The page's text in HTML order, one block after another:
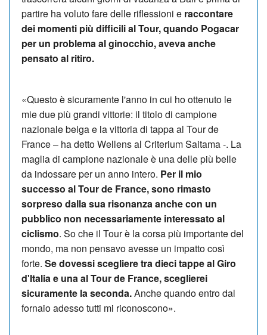
partire ha voluto fare delle riflessioni e raccontare
dei momenti più difficili al Tour, quando Pogacar
per un problema al ginocchio, aveva anche
pensato al ritiro.
«Questo è sicuramente l'anno in cui ho ottenuto le
mie due più grandi vittorie: il titolo di campione
nazionale belga e la vittoria di tappa al Tour de
France – ha detto Wellens al Criterium Saitama -. La
maglia di campione nazionale è una delle più belle
da indossare per un anno intero. Per il mio
successo al Tour de France, sono rimasto
sorpreso dalla sua risonanza anche con un
pubblico non necessariamente interessato al
ciclismo. So che il Tour è la corsa più importante del
mondo, ma non pensavo avesse un impatto così
forte. Se dovessi scegliere tra dieci tappe al Giro
d'Italia e una al Tour de France, sceglierei
sicuramente la seconda.Anche quando entro dal
fornaio adesso tutti mi riconoscono».